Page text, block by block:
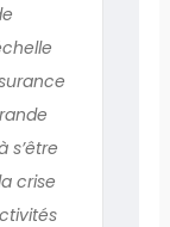
s’être
crise